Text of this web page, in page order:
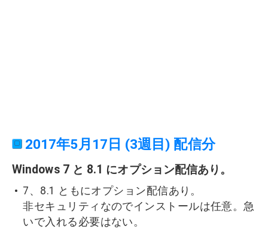
2017年5月17日 (3週目) 配信分
Windows 7 と 8.1 にオプション配信あり。
7、8.1 ともにオプション配信あり。
非セキュリティなのでインストールは任意。急
いで入れる必要はない。